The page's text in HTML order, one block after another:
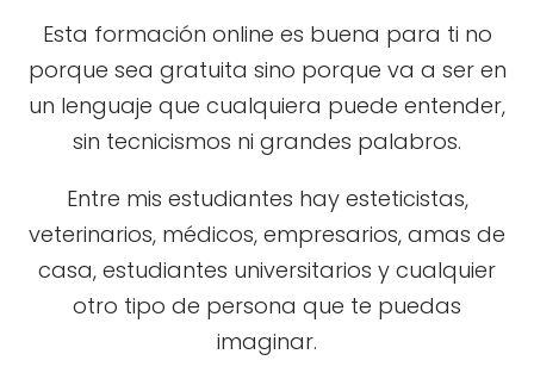
Esta formación online es buena para ti no
porque sea gratuita sino porque va a ser en
un lenguaje que cualquiera puede entender,
sin tecnicismos ni grandes palabros.
Entre mis estudiantes hay esteticistas,
veterinarios, médicos, empresarios, amas de
casa, estudiantes universitarios y cualquier
otro tipo de persona que te puedas
imaginar.